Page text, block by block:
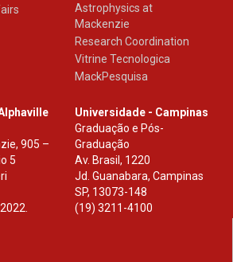
Astrophysics at
Mackenzie
Research Coordination
Vitrine Tecnologica
MackPesquisa
905 –
5
Universidade - Campinas
Graduação e Pós-
Graduação
Av. Brasil, 1220
Jd. Guanabara, Campinas
SP, 13073-148
(19) 3211-4100